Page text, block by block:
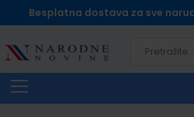
Besplatna dostava za sve